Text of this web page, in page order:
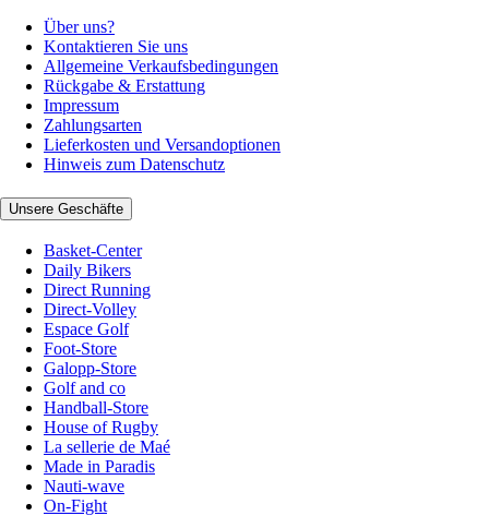
Über uns?
Kontaktieren Sie uns
Allgemeine Verkaufsbedingungen
Rückgabe & Erstattung
Impressum
Zahlungsarten
Lieferkosten und Versandoptionen
Hinweis zum Datenschutz
Unsere Geschäfte
Basket-Center
Daily Bikers
Direct Running
Direct-Volley
Espace Golf
Foot-Store
Galopp-Store
Golf and co
Handball-Store
House of Rugby
La sellerie de Maé
Made in Paradis
Nauti-wave
On-Fight